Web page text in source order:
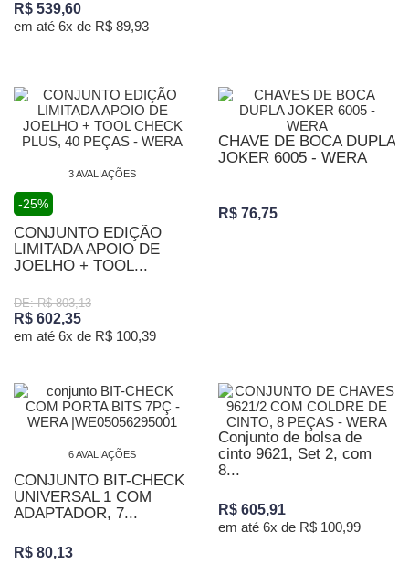
R$ 539,60
em até 6x de R$ 89,93
3 AVALIAÇÕES
-25%
CONJUNTO EDIÇÃO
LIMITADA APOIO DE
JOELHO + TOOL...
DE: R$ 803,13
R$ 602,35
em até 6x de R$ 100,39
CHAVE DE BOCA DUPLA
JOKER 6005 - WERA
R$ 76,75
6 AVALIAÇÕES
CONJUNTO BIT-CHECK
UNIVERSAL 1 COM
ADAPTADOR, 7...
R$ 80,13
Conjunto de bolsa de
cinto 9621, Set 2, com
8...
R$ 605,91
em até 6x de R$ 100,99